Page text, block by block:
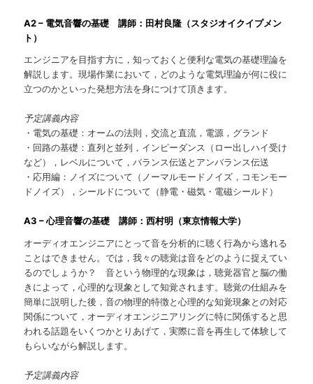
A2 – 電気音響の基礎 講師：田村良隆（スタジオイクイプメン
ト）
エンジニアを目指す方に，知っておくと便利な電気の基礎理論を
解説します。現場作業において，どのような電気理論が何に役に
立つのかといった発想方法を身につけて頂きます。
予定講義内容
・電気の基礎：オームの法則，交流と直流，電源，グランド
・回路の基礎：直列と並列，インピーダンス（ロー出しハイ受け
など），レベルについて，バランス伝送とアンバランス伝送
・応用編：ノイズについて（ノーマルモードノイズ，コモンモー
ドノイズ），シールドについて（静電・磁気・電磁シールド）
A3 – 心理音響の基礎 講師：西村明（東京情報大学）
オーディオエンジニアにとって音を分析的に聴く行為から逃れる
ことはできません。では，我々の聴覚は音をどのように捉えてい
るのでしょうか？ 音という物理的な現象は，聴覚器官と脳の働
きによって，心理的な現象として知覚されます。聴覚の仕組みを
簡単に説明した後，音の物理的特徴と心理的な知覚現象との対応
関係について，オーディオエンジニアリングに特に関係すると思
われる話題をいくつかとりあげて，実際に音を再生して体験して
もらいながら解説します。
予定講義内容